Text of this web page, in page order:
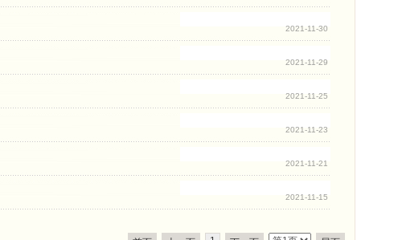
2021-11-30
2021-11-29
2021-11-25
2021-11-23
2021-11-21
2021-11-15